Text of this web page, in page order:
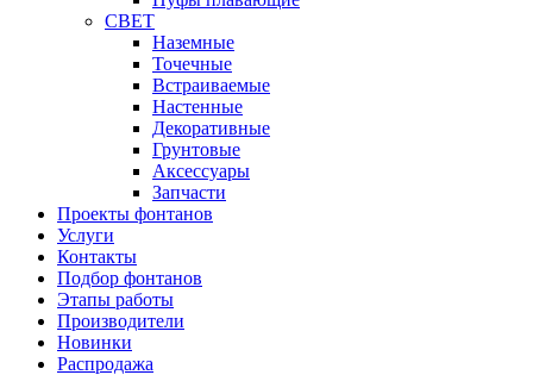
СВЕТ
Наземные
Точечные
Встраиваемые
Настенные
Декоративные
Грунтовые
Аксессуары
Запчасти
Проекты фонтанов
Услуги
Контакты
Подбор фонтанов
Этапы работы
Производители
Новинки
Распродажа